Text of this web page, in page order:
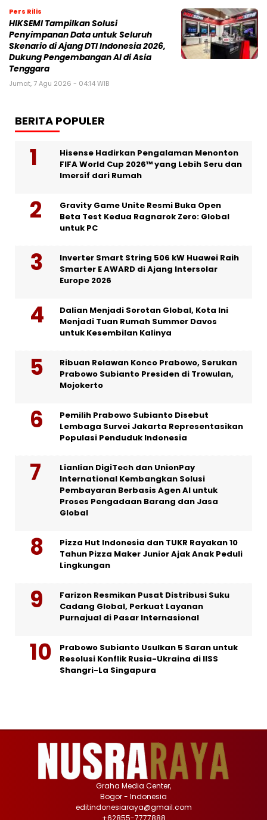
Pers Rilis
HIKSEMI Tampilkan Solusi
Penyimpanan Data untuk Seluruh
Skenario di Ajang DTI Indonesia 2026,
Dukung Pengembangan AI di Asia
Tenggara
Jumat, 7 Agu 2026 - 04:14 WIB
BERITA POPULER
Hisense Hadirkan Pengalaman Menonton
FIFA World Cup 2026™ yang Lebih Seru dan
Imersif dari Rumah
Gravity Game Unite Resmi Buka Open
Beta Test Kedua Ragnarok Zero: Global
untuk PC
Inverter Smart String 506 kW Huawei Raih
Smarter E AWARD di Ajang Intersolar
Europe 2026
Dalian Menjadi Sorotan Global, Kota Ini
Menjadi Tuan Rumah Summer Davos
untuk Kesembilan Kalinya
Ribuan Relawan Konco Prabowo, Serukan
Prabowo Subianto Presiden di Trowulan,
Mojokerto
Pemilih Prabowo Subianto Disebut
Lembaga Survei Jakarta Representasikan
Populasi Penduduk Indonesia
Lianlian DigiTech dan UnionPay
International Kembangkan Solusi
Pembayaran Berbasis Agen AI untuk
Proses Pengadaan Barang dan Jasa
Global
Pizza Hut Indonesia dan TUKR Rayakan 10
Tahun Pizza Maker Junior Ajak Anak Peduli
Lingkungan
Farizon Resmikan Pusat Distribusi Suku
Cadang Global, Perkuat Layanan
Purnajual di Pasar Internasional
Prabowo Subianto Usulkan 5 Saran untuk
Resolusi Konflik Rusia-Ukraina di IISS
Shangri-La Singapura
Graha Media Center,
Bogor - Indonesia
editindonesiaraya@gmail.com
+62855-7777888